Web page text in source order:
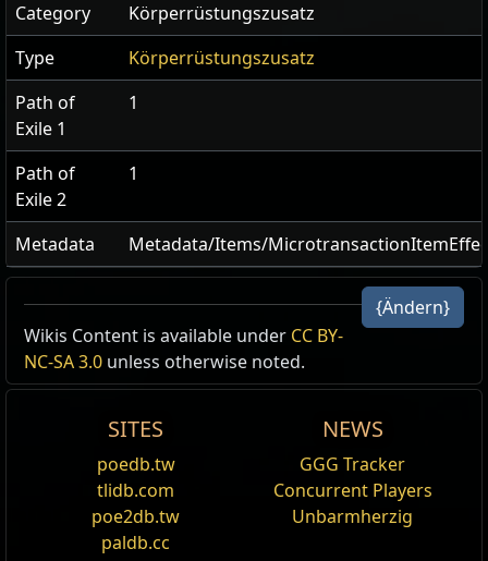
Category
Körperrüstungszusatz
Type
Körperrüstungszusatz
Path of
Exile 1
1
Path of
Exile 2
1
Metadata Metadata/Items/
{Ändern}
Wikis Content is available under CC BY-
NC-SA 3.0 unless otherwise noted.
SITES
poedb.tw
tlidb.com
poe2db.tw
paldb.cc
NEWS
GGG Tracker
Concurrent Players
Unbarmherzig